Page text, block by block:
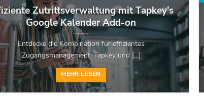
Zutrittsverwaltung mit Tapkey’s
Google Kalender Add-on
Entdecke die Kombination für effizientes
Zugangsmanagement: Tapkey und [...]
MEHR LESEN